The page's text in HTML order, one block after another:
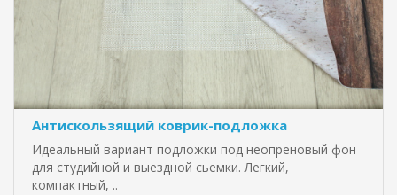
Антискользящий коврик-подложка
Идеальный вариант подложки под неопреновый фон
для студийной и выездной сьемки. Легкий,
компактный, ..